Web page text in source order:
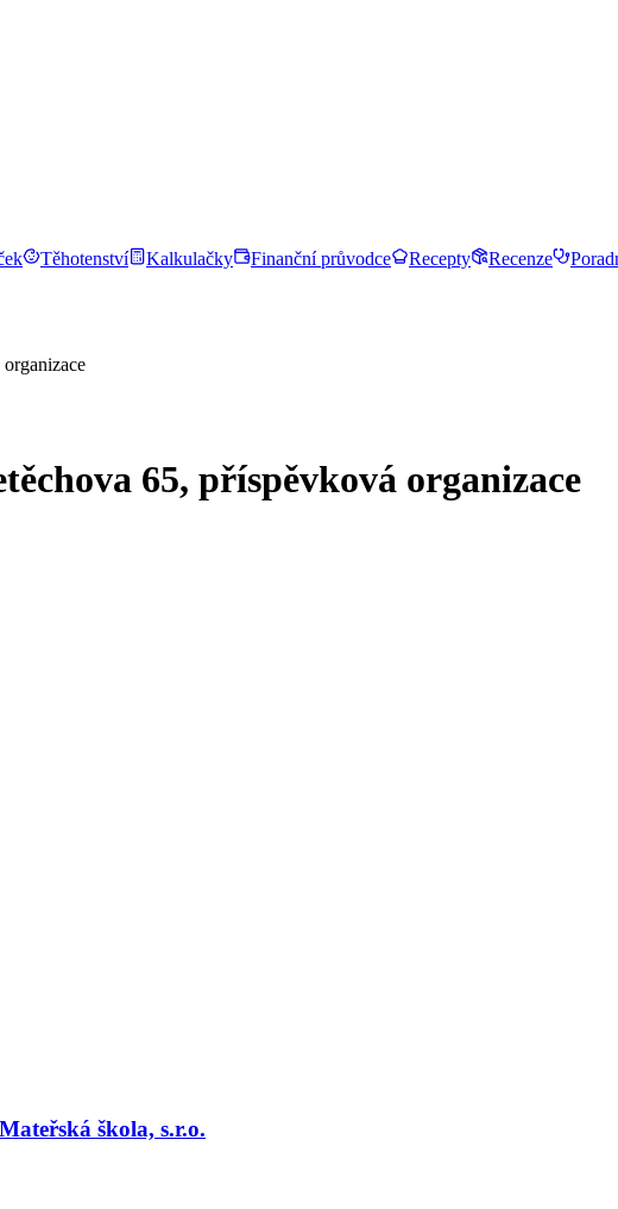
Těhotenství Kalkulačky Finanční průvodce Recepty Recenze
65, příspěvková organizace
škola, s.r.o.